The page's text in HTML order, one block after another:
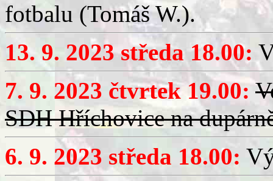
fotbalu (Tomáš W.).
13. 9. 2023 středa 18.00:
7. 9. 2023 čtvrtek 19.00:
SDH Hříchovice na
6. 9. 2023 středa 18.00: